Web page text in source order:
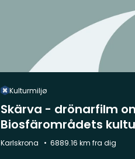
Kulturmiljø
Skärva - drönarfilm
Biosfärområdets
naturlandskap
Kommune:
Karlskrona 6889.16 km fra dig